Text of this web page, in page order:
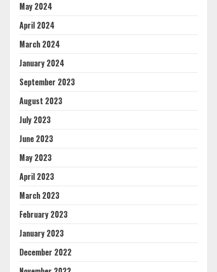
May 2024
April 2024
March 2024
January 2024
September 2023
August 2023
July 2023
June 2023
May 2023
April 2023
March 2023
February 2023
January 2023
December 2022